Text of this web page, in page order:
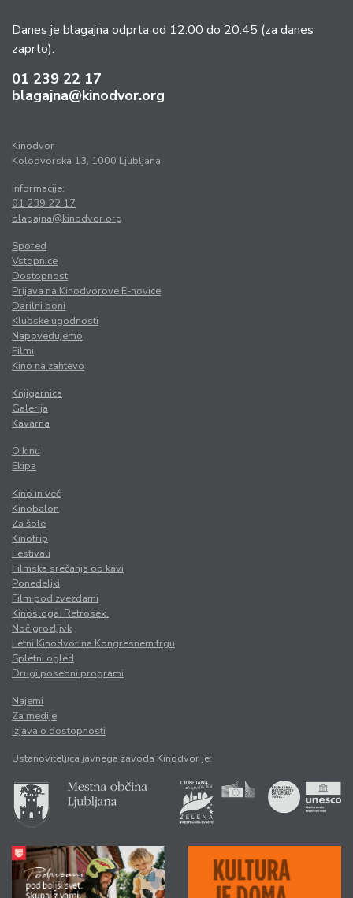
Danes je blagajna odprta od 12:00 do 20:45 (za danes
zaprto).
01 239 22 17
blagajna@kinodvor.org
Kinodvor
Kolodvorska 13, 1000 Ljubljana
Informacije:
01 239 22 17
blagajna@kinodvor.org
Spored
Vstopnice
Dostopnost
Prijava na Kinodvorove E-novice
Darilni boni
Klubske ugodnosti
Napovedujemo
Filmi
Kino na zahtevo
Knjigarnica
Galerija
Kavarna
O kinu
Ekipa
Kino in več
Kinobalon
Za šole
Kinotrip
Festivali
Filmska srečanja ob kavi
Ponedeljki
Film pod zvezdami
Kinosloga. Retrosex.
Noč grozljivk
Letni Kinodvor na Kongresnem trgu
Spletni ogled
Drugi posebni programi
Najemi
Za medije
Izjava o dostopnosti
Ustanoviteljica javnega zavoda Kinodvor je: